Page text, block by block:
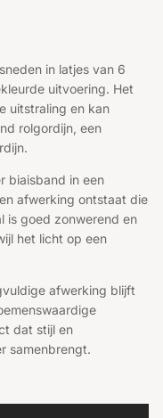
in latjes van 6
uitvoering. Het
uitstraling en kan
rolgordijn, een
biaisband in een
afwerking ontstaat die
is goed zonwerend en
het licht op een
afwerking blijft
dat stijl en
samenbrengt.